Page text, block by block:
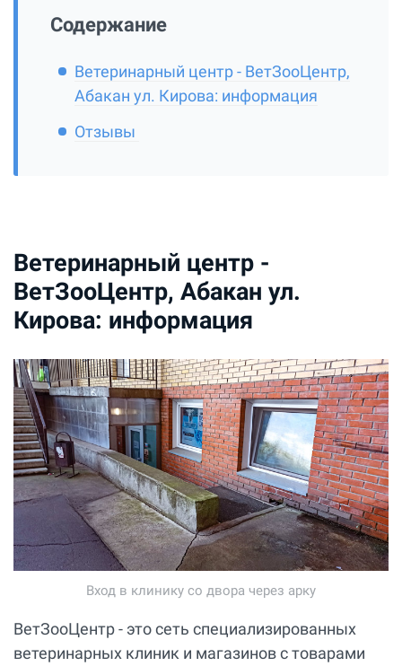
Содержание
Ветеринарный центр - ВетЗооЦентр,
Абакан ул. Кирова: информация
Отзывы
Ветеринарный центр -
ВетЗооЦентр, Абакан ул.
Кирова: информация
Вход в клинику со двора через арку
ВетЗооЦентр - это сеть специализированных
ветеринарных клиник и магазинов с товарами